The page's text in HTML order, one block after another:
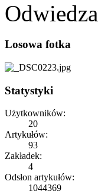
Losowa fotka
Statystyki
Użytkowników:
20
Artykułów:
93
Zakładek:
4
Odsłon artykułów:
1044369